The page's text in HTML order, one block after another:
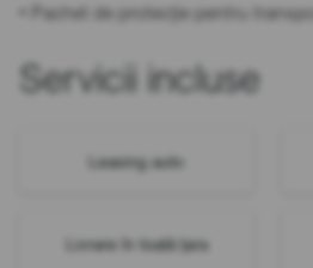
• Pachet de protecție pentru
Servicii incluse
Leasing auto
Livrare în toată țara